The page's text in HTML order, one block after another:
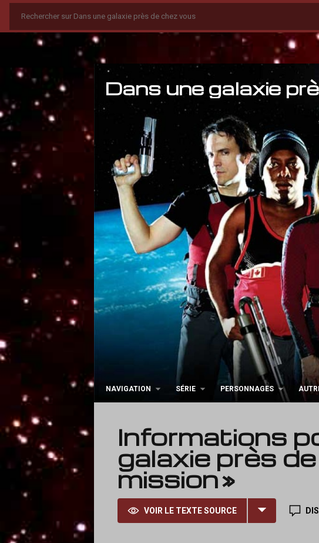
Dans une galaxie
NAVIGATION SÉRIE PERSONNAGES
Informations
galaxie près
mission »
VOIR LE TEXTE SOURCE